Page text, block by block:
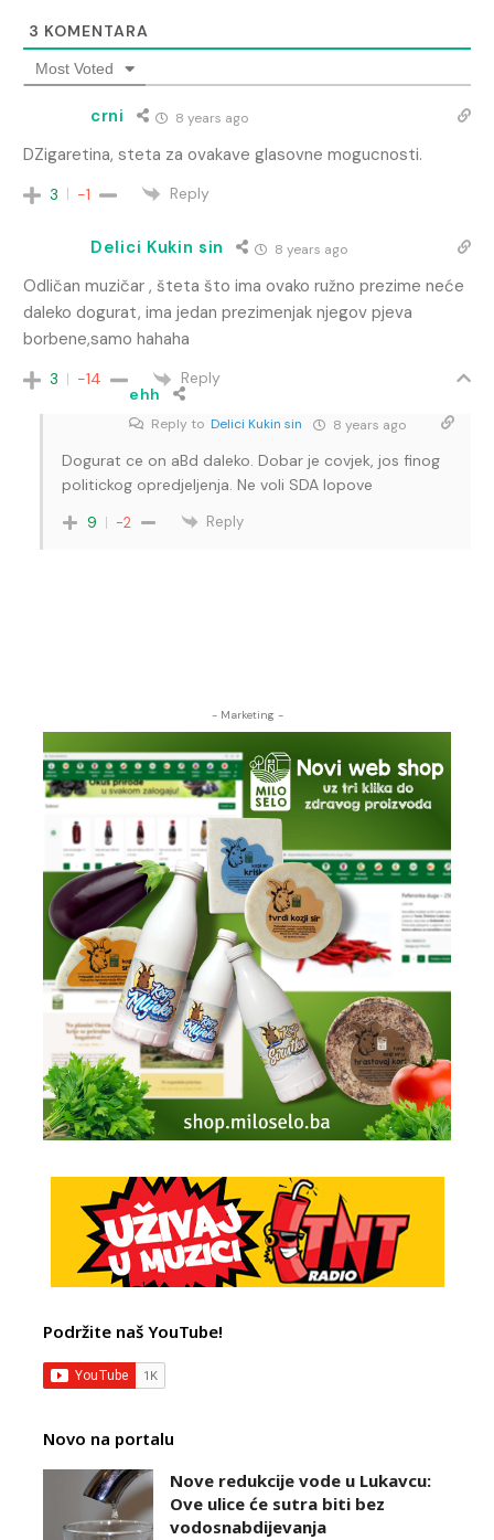
3 KOMENTARA
Most Voted
crni 8 years ago
DZigaretina, steta za ovakave glasovne mogucnosti.
3 -1 Reply
Delici Kukin sin 8 years ago
Odličan muzičar , šteta što ima ovako ružno prezime neće
daleko dogurat, ima jedan prezimenjak njegov pjeva
borbene,samo hahaha
3 -14
Reply
ehh
Reply to Delici Kukin sin 8 years ago
Dogurat ce on aBd daleko. Dobar je covjek, jos finog
politickog opredjeljenja. Ne voli SDA lopove
9 -2 Reply
- Marketing -
Podržite naš YouTube!
Novo na portalu
Nove redukcije vode u Lukavcu:
Ove ulice će sutra biti bez
vodosnabdijevanja